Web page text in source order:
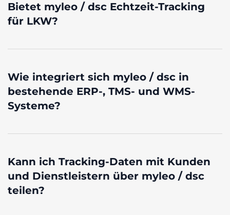
Bietet myleo / dsc Echtzeit-Tracking
für LKW?
Wie integriert sich myleo / dsc in
bestehende ERP-, TMS- und WMS-
Systeme?
Kann ich Tracking-Daten mit Kunden
und Dienstleistern über myleo / dsc
teilen?